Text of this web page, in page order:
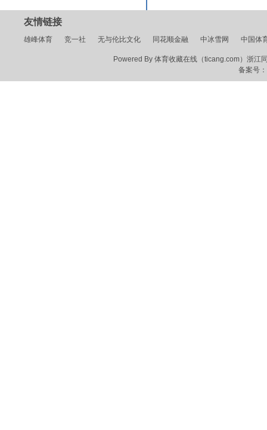
友情链接
雄峰体育 竞一社 无与伦比文化 同花顺金融 中冰雪网 中国体
Powered By 体育收藏在线（ticang.com）浙江
备案号：